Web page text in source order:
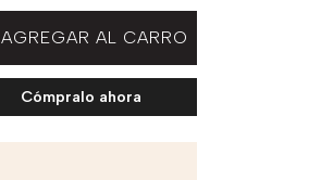
AGREGAR AL CARRO
Cómpralo ahora